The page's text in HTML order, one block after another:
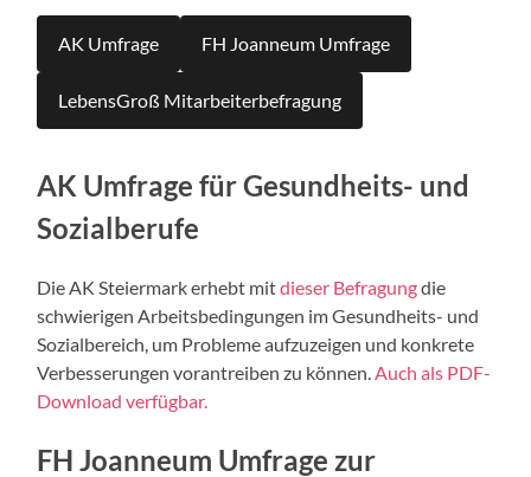
AK Umfrage FH Joanneum Umfrage
LebensGroß Mitarbeiterbefragung
AK Umfrage für Gesundheits- und
Sozialberufe
Die AK Steiermark erhebt mitdieser Befragungdie
schwierigen Arbeitsbedingungen im Gesundheits- und
Sozialbereich, um Probleme aufzuzeigen und konkrete
Verbesserungen vorantreiben zu können. Auch als PDF-
Download verfügbar.
FH Joanneum Umfrage zur